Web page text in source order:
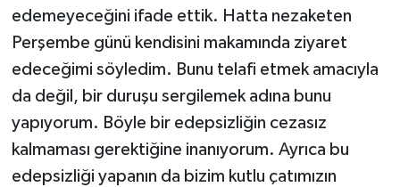
edemeyeceğini ifade ettik. Hatta nezaketen
Perşembe günü kendisini makamında ziyaret
edeceğimi söyledim. Bunu telafi etmek amacıyla
da değil, bir duruşu sergilemek adına bunu
yapıyorum. Böyle bir edepsizliğin cezasız
kalmaması gerektiğine inanıyorum. Ayrıca bu
edepsizliği yapanın da bizim kutlu çatımızın